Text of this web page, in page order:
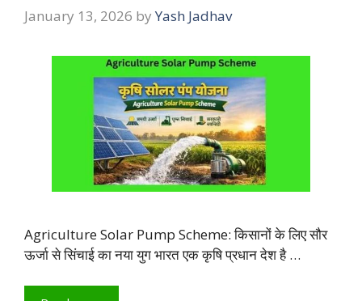
January 13, 2026 by Yash Jadhav
Agriculture Solar Pump Scheme: किसानों के लिए सौर
ऊर्जा से सिंचाई का नया युग भारत एक कृषि प्रधान देश है …